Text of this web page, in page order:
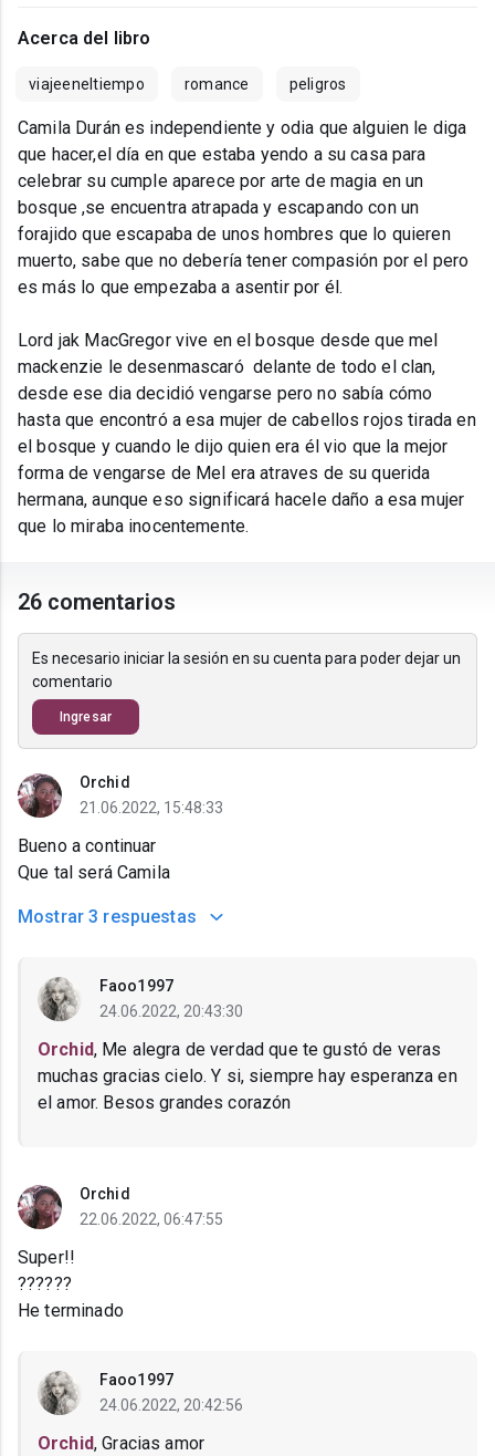
Acerca del libro
viajeeneltiempo romance peligros
Camila Durán es independiente y odia que alguien le diga
que hacer,el día en que estaba yendo a su casa para
celebrar su cumple aparece por arte de magia en un
bosque ,se encuentra atrapada y escapando con un
forajido que escapaba de unos hombres que lo quieren
muerto, sabe que no debería tener compasión por el pero
es más lo que empezaba a asentir por él.
Lord jak MacGregor vive en el bosque desde que mel
mackenzie le desenmascaró delante de todo el clan,
desde ese dia decidió vengarse pero no sabía cómo
hasta que encontró a esa mujer de cabellos rojos tirada en
el bosque y cuando le dijo quien era él vio que la mejor
forma de vengarse de Mel era atraves de su querida
hermana, aunque eso significará hacele daño a esa mujer
que lo miraba inocentemente.
26 comentarios
Es necesario iniciar la sesión en su cuenta para poder dejar un
comentario
Ingresar
Orchid
21.06.2022, 15:48:33
Bueno a continuar
Que tal será Camila
Mostrar 3 respuestas
Faoo1997
24.06.2022, 20:43:30
Orchid, Me alegra de verdad que te gustó de veras
muchas gracias cielo. Y si, siempre hay esperanza en
el amor. Besos grandes corazón
Orchid
22.06.2022, 06:47:55
Super!!
??????
He terminado
Faoo1997
24.06.2022, 20:42:56
Orchid, Gracias amor